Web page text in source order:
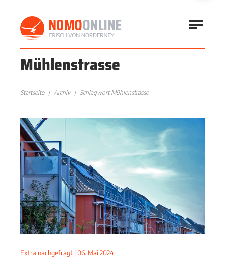
Mühlenstrasse
Startseite Archiv Schlagwort Mühlenstrasse
Extra nachgefragt | 06. Mai 2024